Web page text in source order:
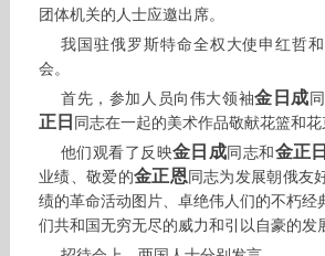
团体机关的人士应邀出席。
我国驻俄罗斯特命全权大使申红哲
会。
首先，参加人员向伟大领袖金日成
正日 同志在一起的美术作品敬献花篮和花
他们观看了反映金日成同志和金正日
业绩、敬爱的金正恩同志为发展朝俄友
绩的革命活动图片、卓绝伟人们的不朽经
们共和国无穷无尽的威力和引以自豪的发